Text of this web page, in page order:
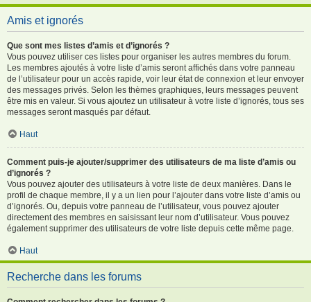
Amis et ignorés
Que sont mes listes d’amis et d’ignorés ?
Vous pouvez utiliser ces listes pour organiser les autres membres du forum.
Les membres ajoutés à votre liste d’amis seront affichés dans votre panneau
de l’utilisateur pour un accès rapide, voir leur état de connexion et leur envoyer
des messages privés. Selon les thèmes graphiques, leurs messages peuvent
être mis en valeur. Si vous ajoutez un utilisateur à votre liste d’ignorés, tous ses
messages seront masqués par défaut.
Haut
Comment puis-je ajouter/supprimer des utilisateurs de ma liste d’amis ou
d’ignorés ?
Vous pouvez ajouter des utilisateurs à votre liste de deux manières. Dans le
profil de chaque membre, il y a un lien pour l’ajouter dans votre liste d’amis ou
d’ignorés. Ou, depuis votre panneau de l’utilisateur, vous pouvez ajouter
directement des membres en saisissant leur nom d’utilisateur. Vous pouvez
également supprimer des utilisateurs de votre liste depuis cette même page.
Haut
Recherche dans les forums